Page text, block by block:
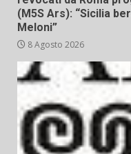
(M5S Ars): “Sicilia
Meloni”
8 Agosto 2026